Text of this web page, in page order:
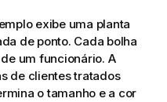
exibe uma planta
de ponto. Cada bolha
um funcionário. A
de clientes tratados
o tamanho e a cor